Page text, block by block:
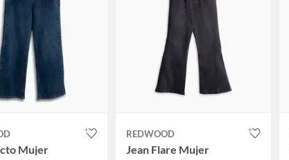
Mujer
REDWOOD
Jean Flare Mujer